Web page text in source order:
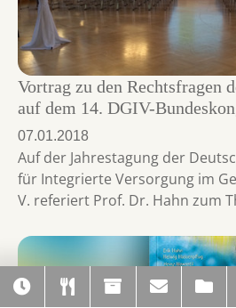
Vortrag zu den Rechtsfragen
auf dem 14. DGIV-
07.01.2018
Auf der Jahrestagung der
für Integrierte Versorgung im
V. referiert Prof. Dr. Hahn zum